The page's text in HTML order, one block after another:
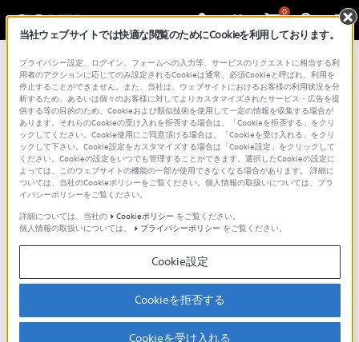
0
取扱説明書
ソニー製品取扱説明書ダウンロードサービス利用
上のご注意
各製品の取扱説明書をダウンロードしてご覧いた
だけます。注意事項をご確認の上、ご利用くださ
い。
本サービスは、ソニー製品の取扱説明書、付属
印刷物等のすべてを網羅するものではありませ
ん。
当社ウェブサイトでは快適な閲覧のためにCookieを利用しております。
プライバシー設定、ログイン、フォームへの入力等、サービスのリクエストに相当する利
用者のアクションに応じてのみ設定されるCookieは通常、必須Cookieと呼ばれ、利用を
停止することができません。また、当社は、ウェブサイトにおけるお客様の利用状況を分
析するため、あるいは個々のお客様に対してよりカスタマイズされたサービス・広告を提
供する等の目的のため、Cookieおよび類似技術を使用して一定の情報を収集する場合が
あります。それらのCookieの受け入れを拒否する場合は、「Cookieを拒否する」をクリ
ックしてください。Cookie使用にご同意頂ける場合は、「Cookieを受け入れる」をクリ
ックして下さい。Cookie設定をカスタマイズする場合は「Cookie設定」をクリックして
ください。Cookieの設定をいつでも管理することができます。選択したCookieの設定に
よっては、このウェブサイトの機能の一部が使用できなくなる場合があります。 詳細に
ついては、当社のCookieポリシーをご覧ください。個人情報の取扱いについては、プラ
イバシーポリシーをご覧ください。
詳細については、当社の
Cookieポリシー をご覧ください。
個人情報の取扱いについては、
プライバシーポリシー をご覧ください。
Cookie設定
Cookieを拒否する
Cookieを受け入れる